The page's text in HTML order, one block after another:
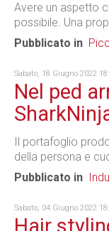
Avere un aspetto
possibile. Una
Pubblicato in
Sabato, 18 Giugno 2022
Nel ped
Il portafoglio
della persona e
Pubblicato in
Sabato, 04 Giugno 2022